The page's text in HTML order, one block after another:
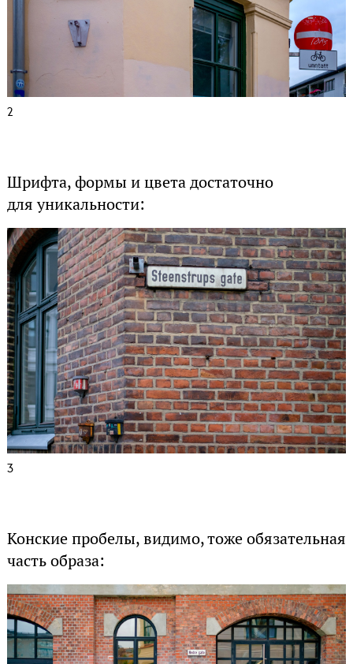
2
Шрифта, формы и цвета достаточно
для уникальности:
3
Конские пробелы, видимо, тоже обязательная
часть образа: